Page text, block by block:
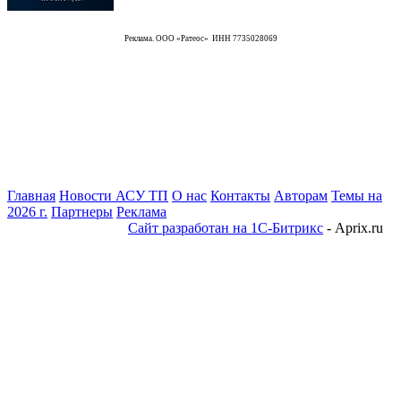
Реклама. ООО «Ратеос» ИНН 7735028069
Главная Новости АСУ ТП О нас Контакты Авторам Темы на
2026 г. Партнеры Реклама
Сайт разработан на 1С-Битрикс - Aprix.ru